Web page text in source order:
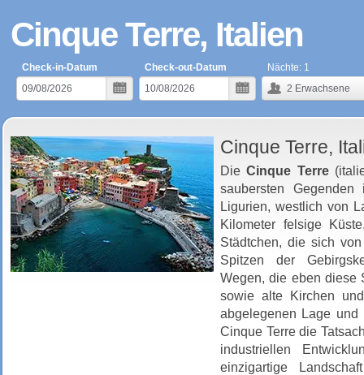
Cinque Terre, Italien
Check-in-Datum
Check-out-Datum
2 Erwachsene
Nächte: 1
Cinque Terre,
DieCinque Terre
saubersten
Ligurien, westlich von
Kilometer felsige
Städtchen, die sich
Spitzen der
Wegen, die eben diese
sowie alte Kirchen
abgelegenen Lage und
Cinque Terre die
industriellen
einzigartige